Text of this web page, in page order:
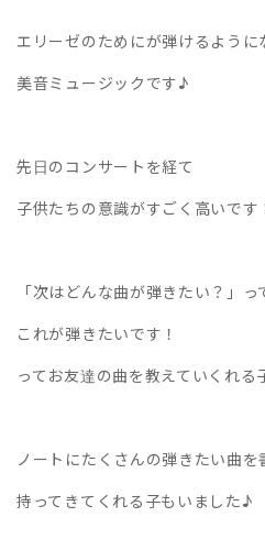
エリーゼのためにが弾けるように
美音ミュージックです♪
先日のコンサートを経て
子供たちの意識がすごく高いです
「次はどんな曲が弾きたい？」っ
これが弾きたいです！
ってお友達の曲を教えていくれる
ノートにたくさんの弾きたい曲を
持ってきてくれる子もいました♪